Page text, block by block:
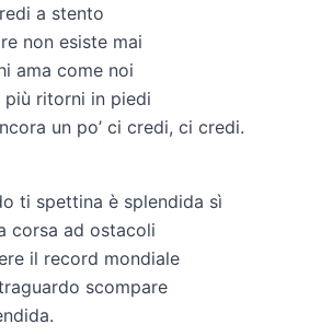
a stento
non esiste mai
ama come noi
più ritorni in piedi
un po’ ci credi, ci credi.
ti spettina è splendida sì
corsa ad ostacoli
il record mondiale
scompare